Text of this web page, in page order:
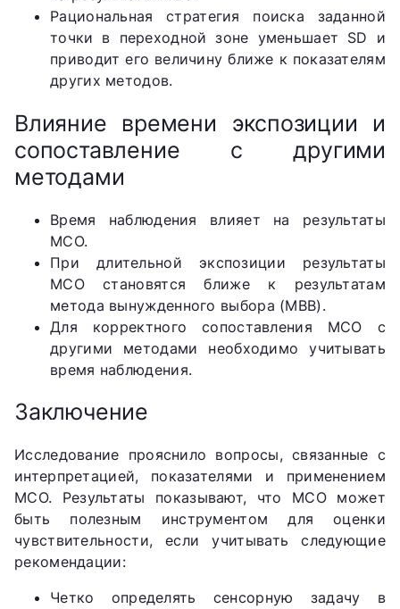
Рациональная стратегия поиска заданной
точки в переходной зоне уменьшает SD и
приводит его величину ближе к показателям
других методов.
Влияние времени экспозиции и
сопоставление с другими
методами
Время наблюдения влияет на результаты
МСО.
При длительной экспозиции результаты
МСО становятся ближе к результатам
метода вынужденного выбора (МВВ).
Для корректного сопоставления МСО с
другими методами необходимо учитывать
время наблюдения.
Заключение
Исследование прояснило вопросы, связанные с
интерпретацией, показателями и применением
МСО. Результаты показывают, что МСО может
быть полезным инструментом для оценки
чувствительности, если учитывать следующие
рекомендации:
Четко определять сенсорную задачу в